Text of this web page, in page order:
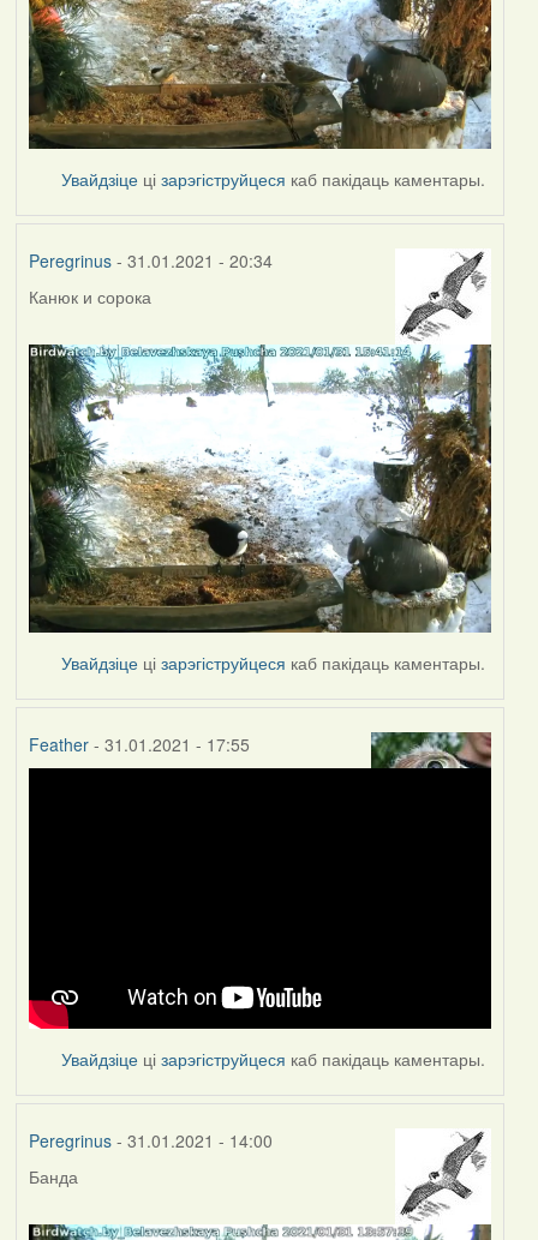
Увайдзіце цізарэгіструйцеся каб пакідаць каментары.
Peregrinus- 31.01.2021 - 20:34
Канюк и сорока
Увайдзіце цізарэгіструйцеся каб пакідаць каментары.
Feather- 31.01.2021 - 17:55
Увайдзіце цізарэгіструйцеся каб пакідаць каментары.
Peregrinus- 31.01.2021 - 14:00
Банда